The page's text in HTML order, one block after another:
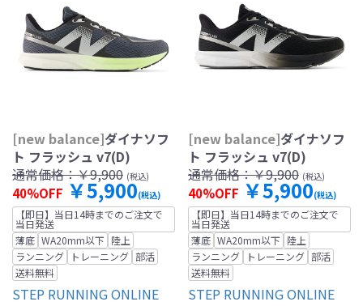
[new balance]ダイナソフ
ト フラッシュ v7(D)
通常価格：￥9,900 (税込)
40%OFF ￥5,900(税込)
【即日】当日14時までのご注文で
当日発送
薄底 WA20mm以下 陸上
ランニング
トレーニング 部活
送料無料
STEP RUNNING ONLINE
[new balance]ダイナソフ
ト フラッシュ v7(D)
通常価格：￥9,900 (税込)
40%OFF ￥5,900(税込)
【即日】当日14時までのご注文で
当日発送
薄底 WA20mm以下 陸上
ランニング
トレーニング 部活
送料無料
STEP RUNNING ONLINE